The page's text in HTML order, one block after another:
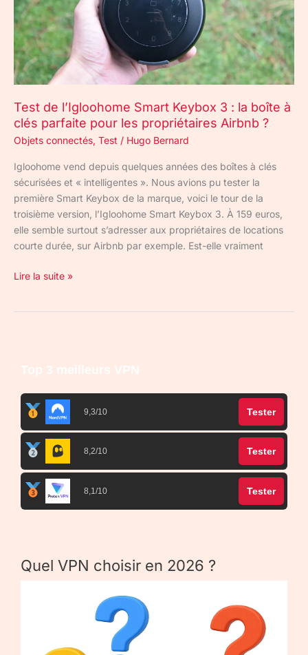
Test de l’Igloohome Smart Keybox 3 : la boîte à
clés parfaite pour les propriétaires Airbnb ?
Objets connectés, Test / Hugo Bernard
Igloohome vend depuis quelques années des boîtes à clés
sécurisées et « intelligentes ». Nous avions pu tester la
première Smart Keybox de la marque, voici le tour de la
troisième version, l’Igloohome Smart Keybox 3. À 159 euros,
elle semble surtout s’adresser aux propriétaires de locations
courte durée, sur Airbnb par exemple. Est-elle vraiment
la
boîte
clés
parfaite
les
propriétaires
Airbnb
Lire la suite »
Top 3 meilleurs VPN
9,3/10 Tester
8,2/10 Tester
8,1/10 Tester
Quel VPN choisir en 2026 ?